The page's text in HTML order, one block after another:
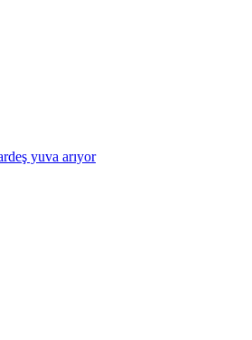
yuva arıyor